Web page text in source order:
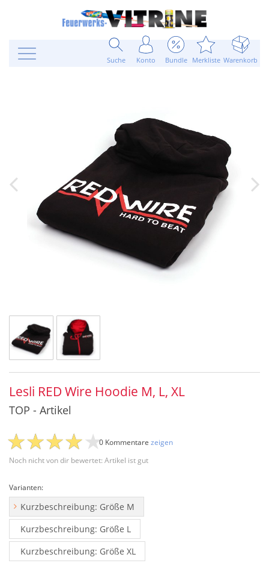
Suche Konto Bundle Merkliste Warenkorb
Lesli RED Wire Hoodie M, L, XL
TOP - Artikel
Noch nicht von dir bewertet: Artikel ist gut
0 Kommentare zeigen
Varianten:
Kurzbeschreibung: Größe M
Kurzbeschreibung: Größe L
Kurzbeschreibung: Größe XL